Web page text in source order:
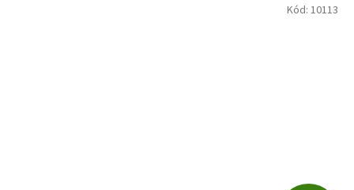
Kód: 10113